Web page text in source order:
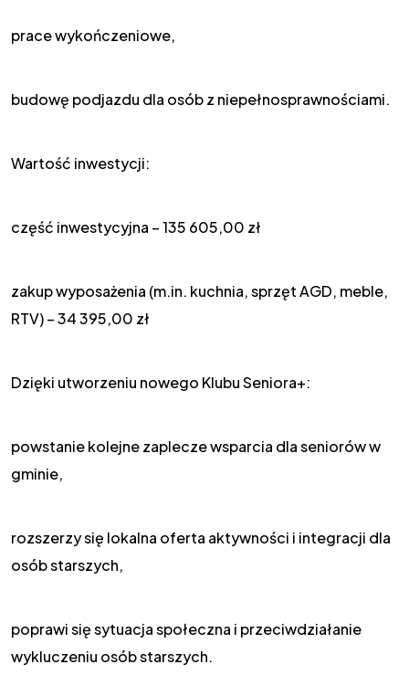
prace wykończeniowe,
budowę podjazdu dla osób z niepełnosprawnościami.
Wartość inwestycji:
część inwestycyjna – 135 605,00 zł
zakup wyposażenia (m.in. kuchnia, sprzęt AGD, meble,
RTV) – 34 395,00 zł
Dzięki utworzeniu nowego Klubu Seniora+:
powstanie kolejne zaplecze wsparcia dla seniorów w
gminie,
rozszerzy się lokalna oferta aktywności i integracji dla
osób starszych,
poprawi się sytuacja społeczna i przeciwdziałanie
wykluczeniu osób starszych.